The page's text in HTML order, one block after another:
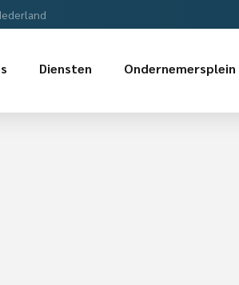
Diensten Ondernemersplein